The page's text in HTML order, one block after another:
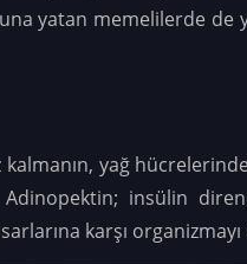
yatan memelilerde
yağ
insülin
karşı